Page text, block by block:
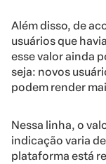
Além disso, de
usuários que
esse valor ainda
seja: novos
podem render
Nessa linha, o
indicação varia
plataforma está